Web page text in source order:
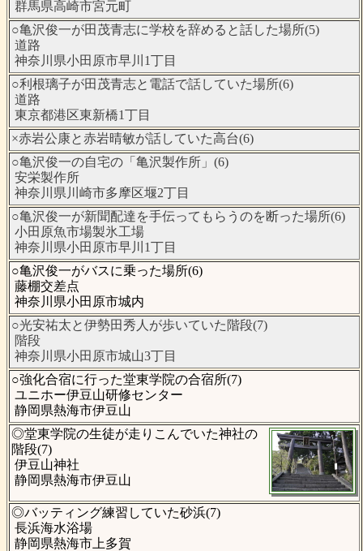
群馬県高崎市宮元町
○亀沢俊一が田茂青志に学校を辞めると話した場所(5)
道路
神奈川県小田原市早川1丁目
○利根璃子が田茂青志と電話で話していた場所(6)
道路
東京都港区東新橋1丁目
×赤岩公康と赤岩晴敏が話していた高台(6)
○亀沢俊一の自宅の「亀沢製作所」(6)
安栄製作所
神奈川県川崎市多摩区堰2丁目
○亀沢俊一が新聞配達を手伝ってもらうのを断った場所(6)
小田原魚市場製氷工場
神奈川県小田原市早川1丁目
○亀沢俊一がバスに乗った場所(6)
藤棚交差点
神奈川県小田原市城内
○光安祐太と伊勢田秀人が歩いていた階段(7)
階段
神奈川県小田原市城山3丁目
○強化合宿に行った堂東学院の合宿所(7)
ユニホー伊豆山研修センター
静岡県熱海市伊豆山
◎堂東学院の生徒が走りこんでいた神社の
階段(7)
伊豆山神社
静岡県熱海市伊豆山
◎バッティング練習していた砂浜(7)
長浜海水浴場
静岡県熱海市上多賀